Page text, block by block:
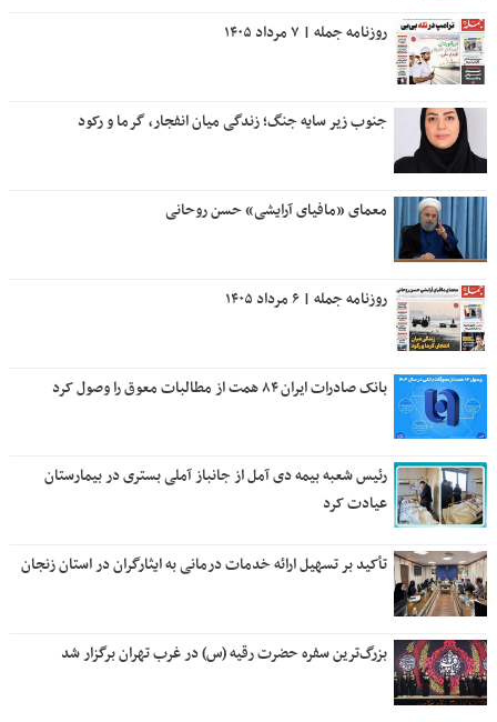
روزنامه جمله | ۷ مرداد ۱۴۰۵
جنوب زیر سایه جنگ؛ زندگی میان انفجار، گرما و رکود
معمای «مافیای آرایشی» حسن روحانی
روزنامه جمله | ۶ مرداد ۱۴۰۵
بانک صادرات ایران ۸۴ همت از مطالبات معوق را وصول کرد
رئیس شعبه بیمه دی آمل از جانباز آملی بستری در بیمارستان
عیادت کرد
تأکید بر تسهیل ارائه خدمات درمانی به ایثارگران در استان زنجان
بزرگ‌ترین سفره حضرت رقیه (س) در غرب تهران برگزار شد